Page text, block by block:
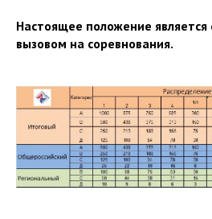
Настоящее положение
вызовом на соревнования.